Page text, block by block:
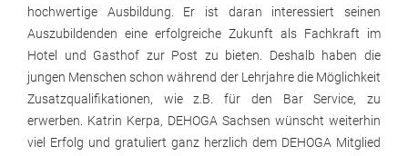
hochwertige Ausbildung. Er ist daran interessiert seinen
Auszubildenden eine erfolgreiche Zukunft als Fachkraft im
Hotel und Gasthof zur Post zu bieten. Deshalb haben die
jungen Menschen schon während der Lehrjahre die Möglichkeit
Zusatzqualifikationen, wie z.B. für den Bar Service, zu
erwerben. Katrin Kerpa, DEHOGA Sachsen wünscht weiterhin
viel Erfolg und gratuliert ganz herzlich dem DEHOGA Mitglied